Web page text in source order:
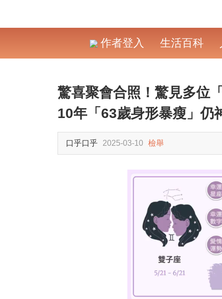
作者登入 生活百科
驚喜聚會合照！驚見多位
10年「63歲身形暴瘦」仍
口乎口乎 2025-03-10 檢舉